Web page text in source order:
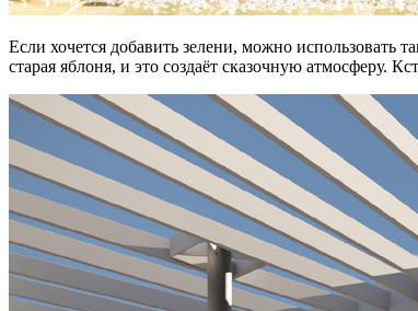
Если хочется добавить зелени, можно
старая яблоня, и это создаёт сказочную атмосферу.